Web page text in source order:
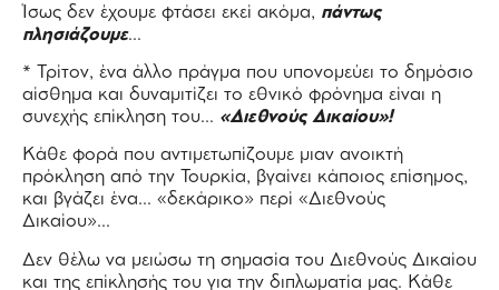
Ίσως δεν έχουμε φτάσει εκεί ακόμα, πάντως
πλησιάζουμε…
* Τρίτον, ένα άλλο πράγμα που υπονομεύει το δημόσιο
αίσθημα και δυναμιτίζει το εθνικό φρόνημα είναι η
συνεχής επίκληση του… «Διεθνούς Δικαίου»!
Κάθε φορά που αντιμετωπίζουμε μιαν ανοικτή
πρόκληση από την Τουρκία, βγαίνει κάποιος επίσημος,
και βγάζει ένα… «δεκάρικο» περί «Διεθνούς
Δικαίου»…
Δεν θέλω να μειώσω τη σημασία του Διεθνούς Δικαίου
και της επίκλησής του για την διπλωματία μας. Κάθε